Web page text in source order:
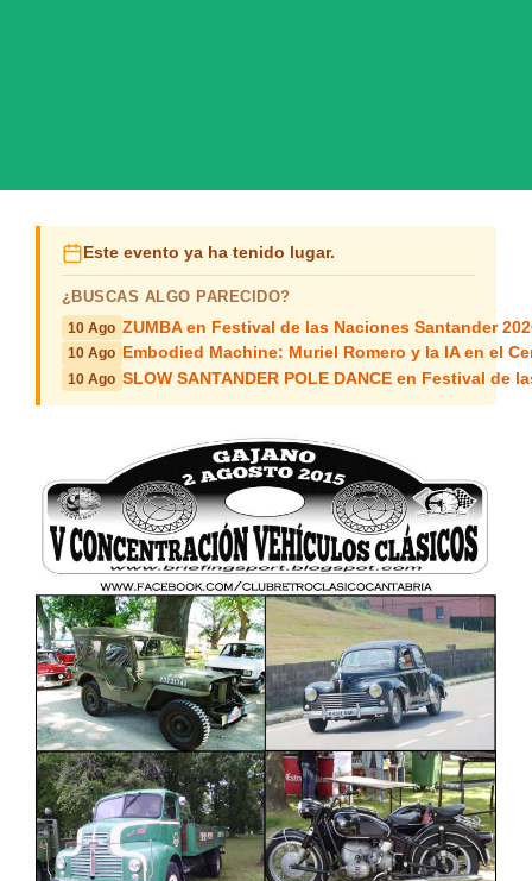
Este evento ya ha tenido lugar.
¿BUSCAS ALGO PARECIDO?
10 Ago ZUMBA en Festival de las Naciones Santander
10 Ago Embodied Machine: Muriel Romero y la IA en el
10 Ago SLOW SANTANDER POLE DANCE en Festival de